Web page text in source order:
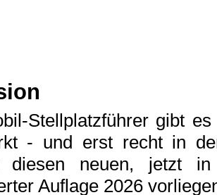
Stellplatzführer gibt
- und erst recht in
diesen neuen, jetzt
Auflage 2026